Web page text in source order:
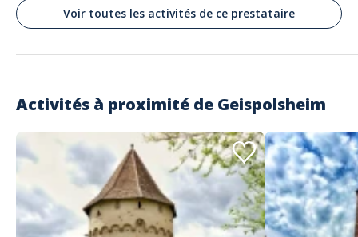
Super pour les enfants notamment ateliers créatif + restaurant très
sympa
Voir toutes les activités de ce prestataire
Activités à proximité de Geispolsheim